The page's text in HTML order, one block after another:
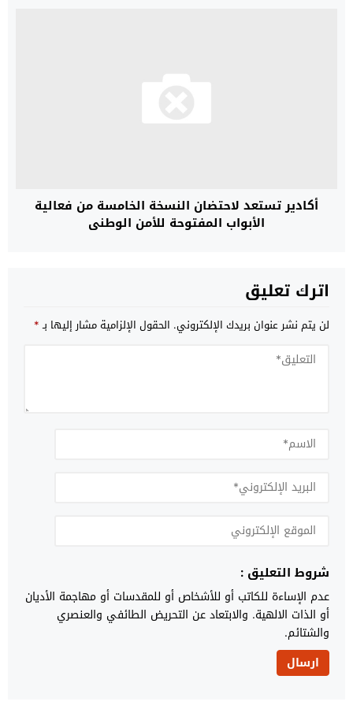
أكادير تستعد لاحتضان النسخة الخامسة من فعالية
الأبواب المفتوحة للأمن الوطني
اترك تعليق
لن يتم نشر عنوان بريدك الإلكتروني. الحقول الإلزامية مشار إليها بـ*
شروط التعليق :
عدم الإساءة للكاتب أو للأشخاص أو للمقدسات أو مهاجمة الأديان
أو الذات الالهية. والابتعاد عن التحريض الطائفي والعنصري
والشتائم.